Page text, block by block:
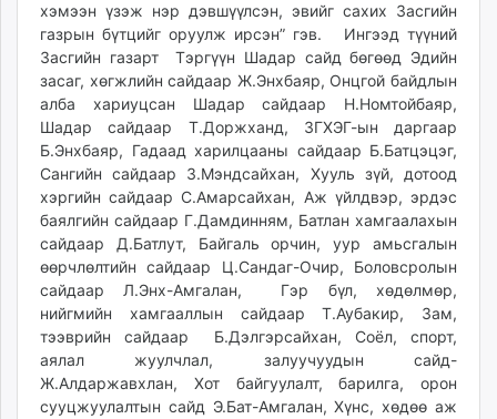
хэмээн үзэж нэр дэвшүүлсэн, эвийг сахих Засгийн
газрын бүтцийг оруулж ирсэн” гэв. Ингээд түүний
Засгийн газарт Тэргүүн Шадар сайд бөгөөд Эдийн
засаг, хөгжлийн сайдаар Ж.Энхбаяр, Онцгой байдлын
алба хариуцсан Шадар сайдаар Н.Номтойбаяр,
Шадар сайдаар Т.Доржханд, ЗГХЭГ-ын даргаар
Б.Энхбаяр, Гадаад харилцааны сайдаар Б.Батцэцэг,
Сангийн сайдаар З.Мэндсайхан, Хууль зүй, дотоод
хэргийн сайдаар С.Амарсайхан, Аж үйлдвэр, эрдэс
баялгийн сайдаар Г.Дамдинням, Батлан хамгаалахын
сайдаар Д.Батлут, Байгаль орчин, уур амьсгалын
өөрчлөлтийн сайдаар Ц.Сандаг-Очир, Боловсролын
сайдаар Л.Энх-Амгалан, Гэр бүл, хөдөлмөр,
нийгмийн хамгааллын сайдаар Т.Аубакир, Зам,
тээврийн сайдаар Б.Дэлгэрсайхан, Соёл, спорт,
аялал жуулчлал, залуучуудын сайд-
Ж.Алдаржавхлан, Хот байгуулалт, барилга, орон
сууцжуулалтын сайд Э.Бат-Амгалан, Хүнс, хөдөө аж